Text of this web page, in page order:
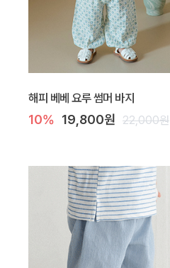
해피 베베 요루 썸머 바지
10% 19,800원 22,000원